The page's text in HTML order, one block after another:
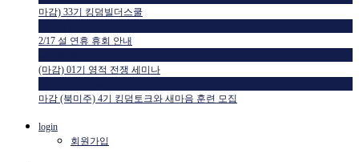
마감) 33기 킹덤빌더스쿨
2/17 설 연휴 휴회 안내
(마감) 01기 영적 전쟁 세미나
마감 (북미주) 4기 킹덤토크와 새마음 훈련 모집
login
회원가입